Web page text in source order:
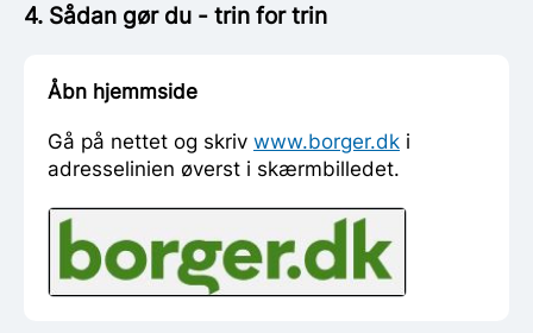
4. Sådan gør du - trin for trin
Åbn hjemmside
Gå på nettet og skriv www.borger.dk i
adresselinien øverst i skærmbilledet.